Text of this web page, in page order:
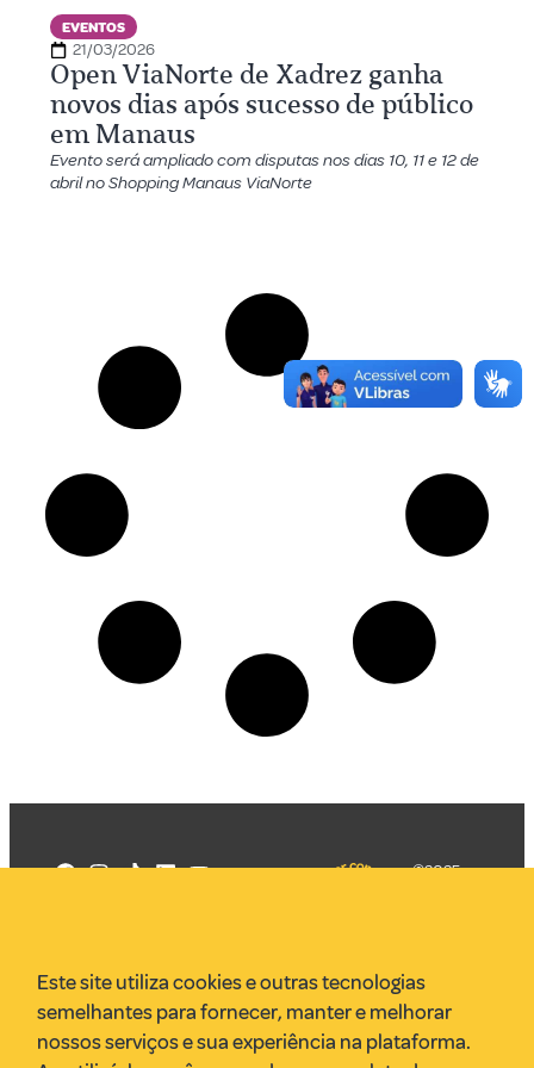
EVENTOS
21/03/2026
Open ViaNorte de Xadrez ganha
novos dias após sucesso de público
em Manaus
Evento será ampliado com disputas nos dias 10, 11 e 12 de
abril no Shopping Manaus ViaNorte
VR Assessoria
Parcerias
Envie uma pauta
©2025
Este site utiliza cookies e outras tecnologias
semelhantes para fornecer, manter e melhorar
nossos serviços e sua experiência na plataforma.